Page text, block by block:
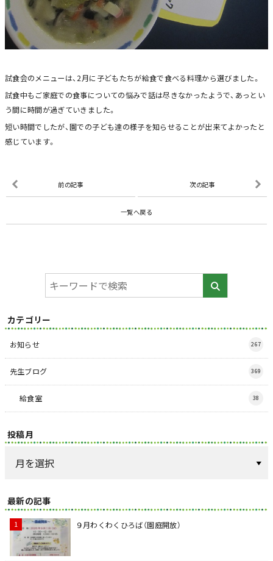
試食会のメニューは、2月に子どもたちが給食で食べる料理から選びました。
試食中もご家庭での食事についての悩みで話は尽きなかったようで、あっとい
う間に時間が過ぎていきました。
短い時間でしたが、園での子ども達の様子を知らせることが出来てよかったと
感じています。
前の記事 次の記事
一覧へ戻る
カテゴリー
お知らせ 267
先生ブログ 369
給食室 38
投稿月
最新の記事
９月わくわくひろば（園庭開放）